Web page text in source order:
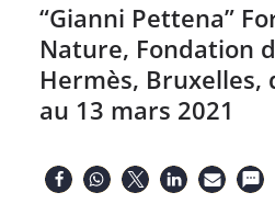
“Gianni Pettena”
Nature, Fondation
Hermès, Bruxelles,
au 13 mars 2021